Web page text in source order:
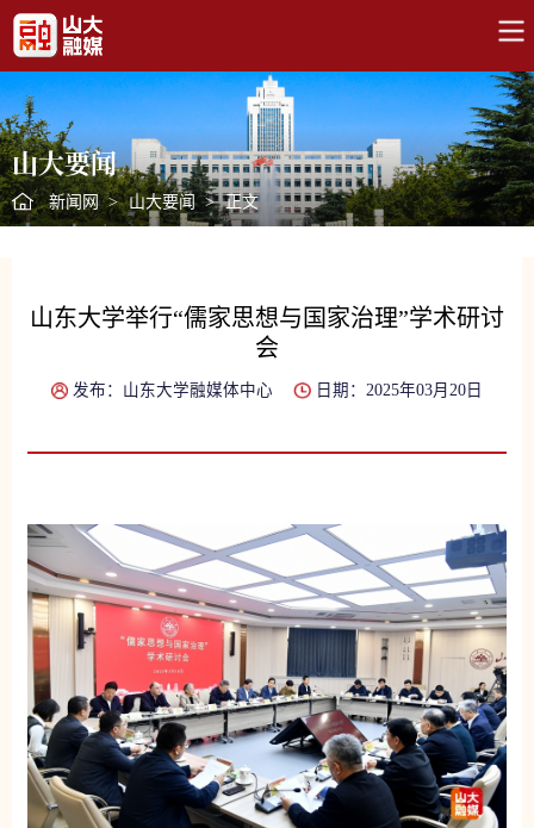
山大要闻
新闻网 > 山大要闻 > 正文
山东大学举行“儒家思想与国家治理”学术研讨
会
发布：山东大学融媒体中心 日期：2025年03月20日